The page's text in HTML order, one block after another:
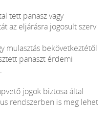
tett panasz vagy
az eljárásra jogosult szerv
mulasztás bekövetkeztétől
panaszt érdemi
jogok biztosa által
rendszerben is meg lehet